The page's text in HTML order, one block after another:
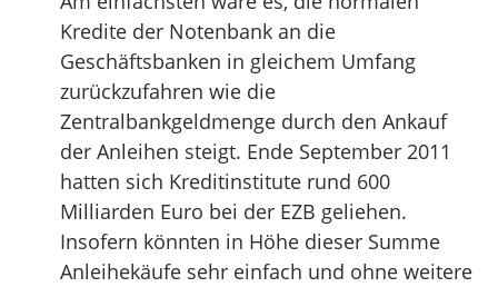
Kredite der Notenbank an die
Geschäftsbanken in gleichem Umfang
zurückzufahren wie die
Zentralbankgeldmenge durch den Ankauf
der Anleihen steigt. Ende September 2011
hatten sich Kreditinstitute rund 600
Milliarden Euro bei der EZB geliehen.
Insofern könnten in Höhe dieser Summe
Anleihekäufe sehr einfach und ohne weitere